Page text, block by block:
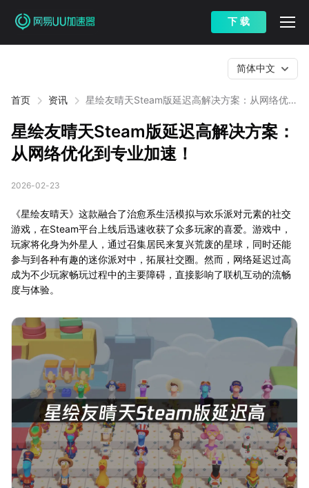
下 载
首页 资讯
星绘友晴天Steam版延迟高解决方案：从网络优化
简体中文
星绘友晴天Steam版延迟高解决方案：
从网络优化到专业加速！
2026-02-23
《星绘友晴天》这款融合了治愈系生活模拟与欢乐派对元素的社交
游戏，在Steam平台上线后迅速收获了众多玩家的喜爱。游戏中，
玩家将化身为外星人，通过召集居民来复兴荒废的星球，同时还能
参与到各种有趣的迷你派对中，拓展社交圈。然而，网络延迟过高
成为不少玩家畅玩过程中的主要障碍，直接影响了联机互动的流畅
度与体验。